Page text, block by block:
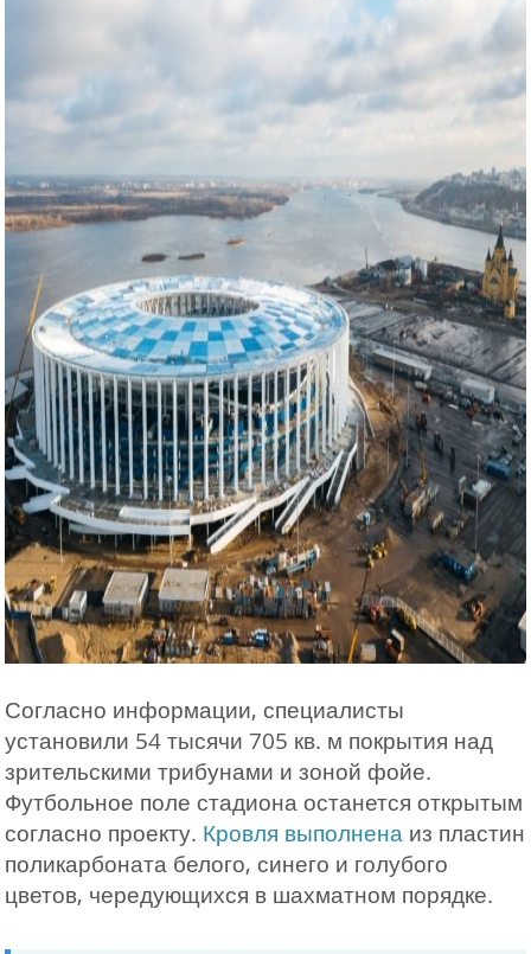
Согласно информации, специалисты
установили 54 тысячи 705 кв. м покрытия над
зрительскими трибунами и зоной фойе.
Футбольное поле стадиона останется открытым
согласно проекту. Кровля выполнена из пластин
поликарбоната белого, синего и голубого
цветов, чередующихся в шахматном порядке.